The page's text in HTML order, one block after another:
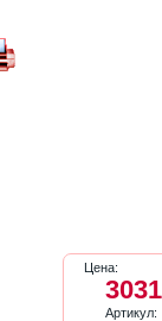
Цена:
Артикул: